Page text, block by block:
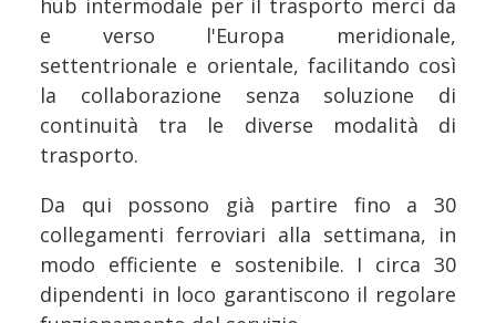
e verso l'Europa meridionale,
settentrionale e orientale, facilitando così
la collaborazione senza soluzione di
continuità tra le diverse modalità di
trasporto.
Da qui possono già partire fino a 30
collegamenti ferroviari alla settimana, in
modo efficiente e sostenibile. I circa 30
dipendenti in loco garantiscono il regolare